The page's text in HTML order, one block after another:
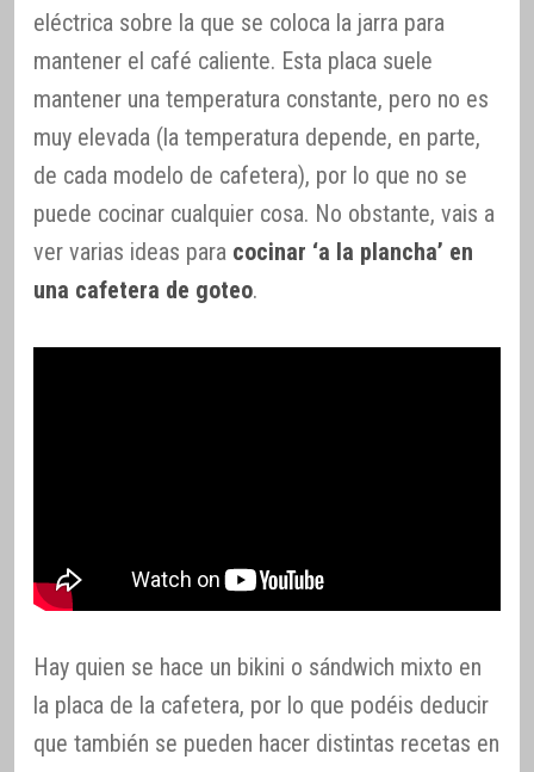
eléctrica sobre la que se coloca la jarra para
mantener el café caliente. Esta placa suele
mantener una temperatura constante, pero no es
muy elevada (la temperatura depende, en parte,
de cada modelo de cafetera), por lo que no se
puede cocinar cualquier cosa. No obstante, vais a
ver varias ideas para cocinar ‘a la plancha’ en
una cafetera de goteo.
Hay quien se hace un bikini o sándwich mixto en
la placa de la cafetera, por lo que podéis deducir
que también se pueden hacer distintas recetas en